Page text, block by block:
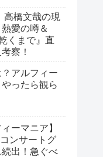
高橋文哉の現
愛の噂＆
くまで』直
察！
アルフィー
ったら観ら
ーマニア】
ンサートグ
出！急ぐべ